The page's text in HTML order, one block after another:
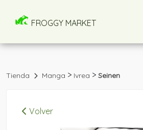
FROGGY MARKET
Tienda Manga > Ivrea > Seinen
Volver